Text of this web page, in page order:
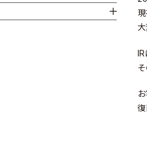
Business